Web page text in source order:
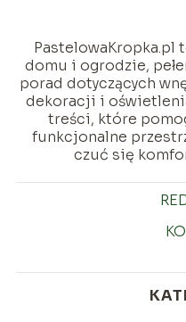
PastelowaKropka.pl
domu i ogrodzie,
porad dotyczących
dekoracji i
treści, które
funkcjonalne
czuć się